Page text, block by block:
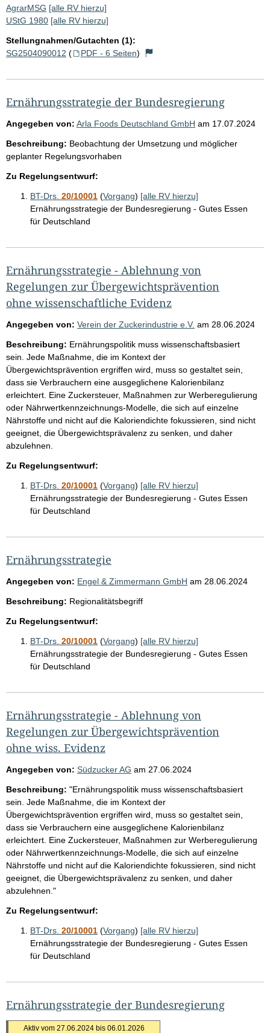
AgrarMSG [alle RV hierzu]
UStG 1980 [alle RV hierzu]
Stellungnahmen/Gutachten (1):
SG2504090012 ( PDF - 6 Seiten)
Ernährungsstrategie der Bundesregierung
Angegeben von: Arla Foods Deutschland GmbH am 17.07.2024
Beschreibung: Beobachtung der Umsetzung und möglicher
geplanter Regelungsvorhaben
Zu Regelungsentwurf:
BT-Drs. 20/10001 (Vorgang) [alle RV hierzu]
Ernährungsstrategie der Bundesregierung - Gutes Essen
für Deutschland
Ernährungsstrategie - Ablehnung von
Regelungen zur Übergewichtsprävention
ohne wissenschaftliche Evidenz
Angegeben von: Verein der Zuckerindustrie e.V. am 28.06.2024
Beschreibung: Ernährungspolitik muss wissenschaftsbasiert
sein. Jede Maßnahme, die im Kontext der
Übergewichtsprävention ergriffen wird, muss so gestaltet sein,
dass sie Verbrauchern eine ausgeglichene Kalorienbilanz
erleichtert. Eine Zuckersteuer, Maßnahmen zur Werberegulierung
oder Nährwertkennzeichnungs-Modelle, die sich auf einzelne
Nährstoffe und nicht auf die Kaloriendichte fokussieren, sind nicht
geeignet, die Übergewichtsprävalenz zu senken, und daher
abzulehnen.
Zu Regelungsentwurf:
BT-Drs. 20/10001 (Vorgang) [alle RV hierzu]
Ernährungsstrategie der Bundesregierung - Gutes Essen
für Deutschland
Ernährungsstrategie
Angegeben von: Engel & Zimmermann GmbH am 28.06.2024
Beschreibung: Regionalitätsbegriff
Zu Regelungsentwurf:
BT-Drs. 20/10001 (Vorgang) [alle RV hierzu]
Ernährungsstrategie der Bundesregierung - Gutes Essen
für Deutschland
Ernährungsstrategie - Ablehnung von
Regelungen zur Übergewichtsprävention
ohne wiss. Evidenz
Angegeben von: Südzucker AG am 27.06.2024
Beschreibung: "Ernährungspolitik muss wissenschaftsbasiert
sein. Jede Maßnahme, die im Kontext der
Übergewichtsprävention ergriffen wird, muss so gestaltet sein,
dass sie Verbrauchern eine ausgeglichene Kalorienbilanz
erleichtert. Eine Zuckersteuer, Maßnahmen zur Werberegulierung
oder Nährwertkennzeichnungs-Modelle, die sich auf einzelne
Nährstoffe und nicht auf die Kaloriendichte fokussieren, sind nicht
geeignet, die Übergewichtsprävalenz zu senken, und daher
abzulehnen."
Zu Regelungsentwurf:
BT-Drs. 20/10001 (Vorgang) [alle RV hierzu]
Ernährungsstrategie der Bundesregierung - Gutes Essen
für Deutschland
Ernährungsstrategie der Bundesregierung
Aktiv vom 27.06.2024 bis 06.01.2026